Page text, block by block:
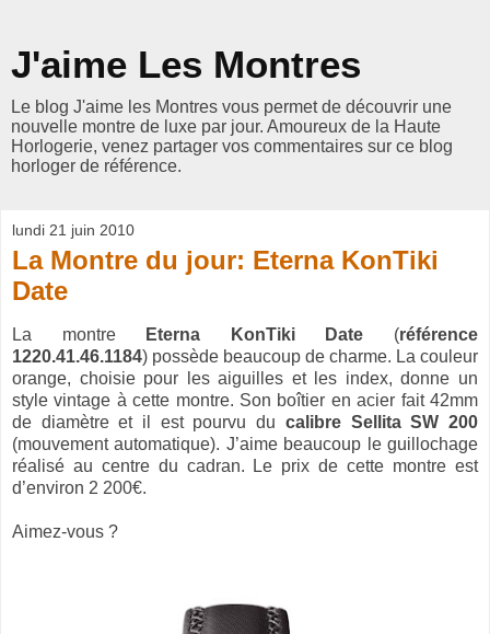
J'aime Les Montres
Le blog J'aime les Montres vous permet de découvrir une
nouvelle montre de luxe par jour. Amoureux de la Haute
Horlogerie, venez partager vos commentaires sur ce blog
horloger de référence.
lundi 21 juin 2010
La Montre du jour: Eterna KonTiki
Date
La montre Eterna KonTiki Date (référence
1220.41.46.1184) possède beaucoup de charme. La couleur
orange, choisie pour les aiguilles et les index, donne un
style vintage à cette montre. Son boîtier en acier fait 42mm
de diamètre et il est pourvu du calibre Sellita SW 200
(mouvement automatique). J’aime beaucoup le guillochage
réalisé au centre du cadran. Le prix de cette montre est
d’environ 2 200€.
Aimez-vous ?